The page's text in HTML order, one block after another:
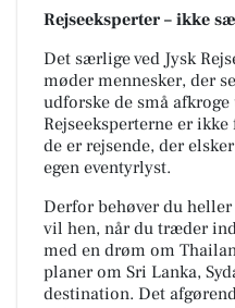
Rejseeksperter – ikke
Det særlige ved Jysk
møder mennesker, der
udforske de små afkroge
Rejseeksperterne er
de er rejsende, der
egen eventyrlyst.
Derfor behøver du
vil hen, når du træder
med en drøm om
planer om Sri Lanka,
destination. Det